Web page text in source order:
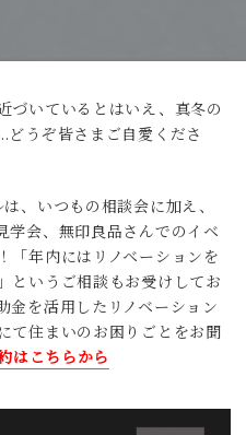
づいているとはいえ、真冬の
どうぞ皆さまご自愛くださ
、いつもの相談会に加え、
学会、無印良品さんでのイベ
「年内にはリノベーションを
というご相談もお受けしてお
金を活用したリノベーション
て住まいのお困りごとをお聞
はこちらから